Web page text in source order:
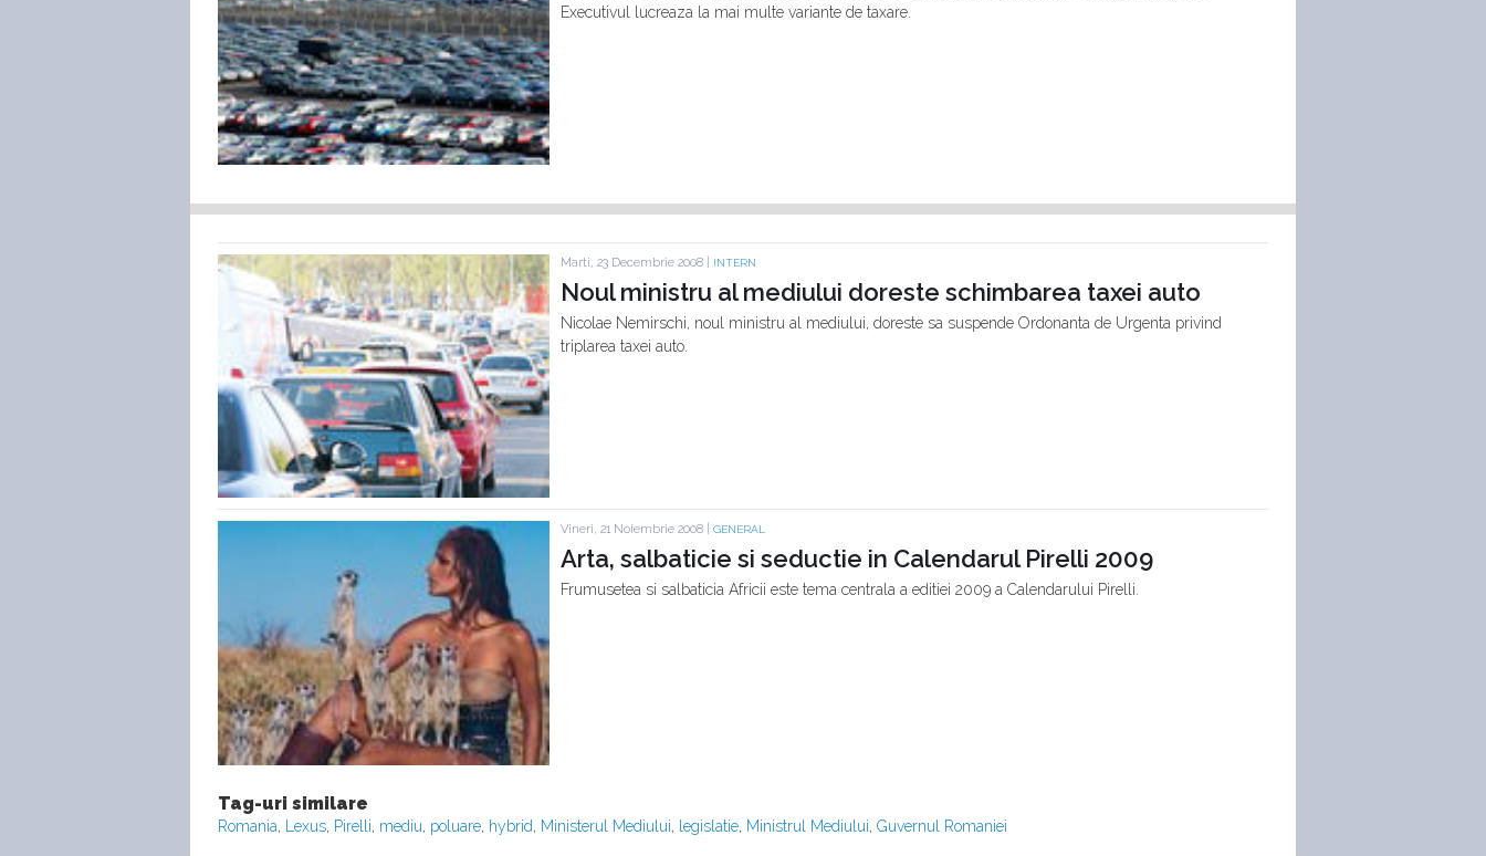
Executivul lucreaza la mai multe variante de taxare.
Marti, 23 Decembrie 2008 | INTERN
Noul ministru al mediului doreste schimbarea taxei auto
Nicolae Nemirschi, noul ministru al mediului, doreste sa suspende Ordonanta de Urgenta privind
triplarea taxei auto.
Vineri, 21 Noiembrie 2008 | GENERAL
Arta, salbaticie si seductie in Calendarul Pirelli 2009
Frumusetea si salbaticia Africii este tema centrala a editiei 2009 a Calendarului Pirelli.
Tag-uri similare
Romania, Lexus, Pirelli, mediu, poluare, hybrid, Ministerul Mediului, legislatie, Ministrul Mediului, Guvernul Romaniei